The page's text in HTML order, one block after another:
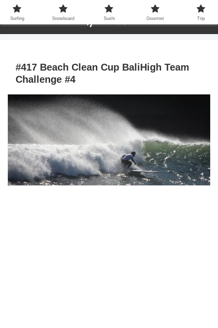
#417 Beach Clean Cup BaliHigh Team
Challenge #4
Surfing Snowboard Sushi Gourmet Trip